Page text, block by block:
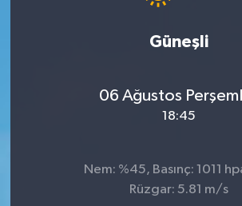
Güneşli
06 Ağustos
18:45
Nem: %45, Basınç: 1011
Rüzgar: 5.81 m/s